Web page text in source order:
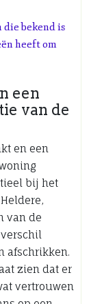
die bekend is
heeft om
een
van de
en een
bij het
van de
afschrikken.
zien dat er
vertrouwen